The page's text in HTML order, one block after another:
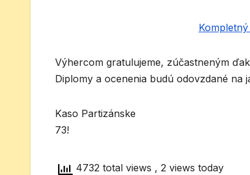
Výhercom gratulujeme, zúčastneným
Diplomy a ocenenia budú odovzdané na
Kaso Partizánske
73!
4732 total views , 2 views today